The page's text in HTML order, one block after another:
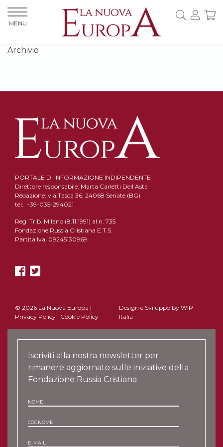
Archivio
PORTALE DI INFORMAZIONE INDIPENDENTE
Direttore responsabile: Marta Carletti Dell’Asta
Redazione: via Tasca 36, 24068 Seriate (BG)
tel.: +39-035-294021
Reg. Trib. Milano (8.11.1991) al n. 735
Fondazione Russia Cristiana E.T.S.
Partita Iva: 09245130969
© 2026 La Nuova Europa |
Privacy Policy | Cookie Policy
Design e Sviluppo by WIP
Italia
Iscriviti alla nostra newsletter per
rimanere aggiornato sulle iniziative della
Fondazione Russia Cristiana
NOME
COGNOME
E-MAIL
MENU